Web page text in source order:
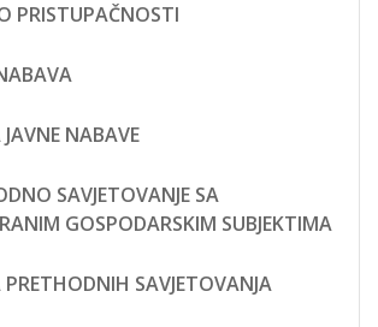
PRISTUPAČNOSTI
NABAVE
SAVJETOVANJE SA
GOSPODARSKIM SUBJEKTIMA
SAVJETOVANJA